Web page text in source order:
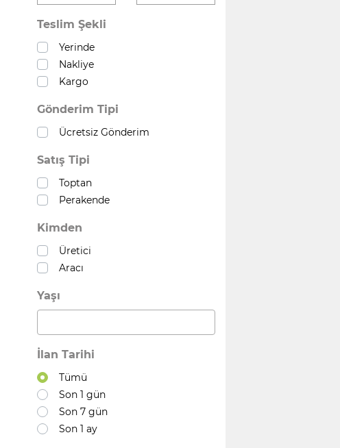
Teslim Şekli
Yerinde
Nakliye
Kargo
Gönderim Tipi
Ücretsiz Gönderim
Satış Tipi
Toptan
Perakende
Kimden
Üretici
Aracı
Yaşı
İlan Tarihi
Tümü
Son 1 gün
Son 7 gün
Son 1 ay